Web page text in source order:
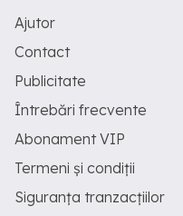
Ajutor
Contact
Publicitate
Întrebări frecvente
Abonament VIP
Termeni și condiții
Siguranța tranzacțiilor